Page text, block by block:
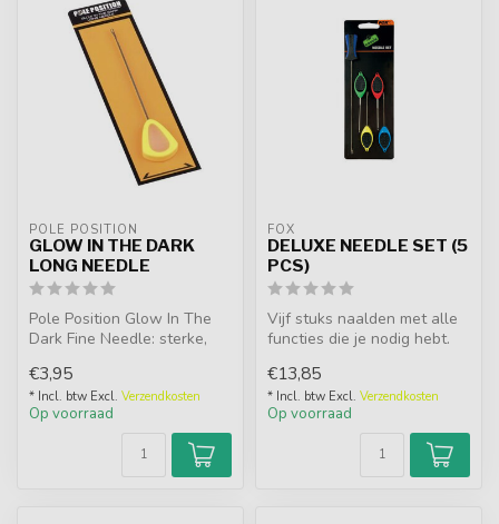
POLE POSITION
GLOW IN THE DARK
LONG NEEDLE
Pole Position Glow In The
Dark Fine Needle: sterke,
€3,95
* Incl. btw Excl. Verzendkosten
Op voorraad
FOX
DELUXE NEEDLE SET (5
PCS)
Vijf stuks naalden met alle
functies die je nodig hebt.
€13,85
* Incl. btw Excl. Verzendkosten
Op voorraad